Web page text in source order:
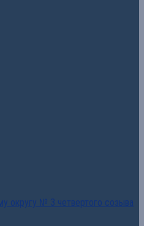
округу № 3 четвертого созыва